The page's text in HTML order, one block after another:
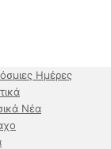
Ημέρες
Νέα